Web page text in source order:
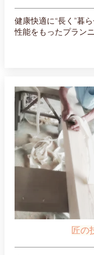
健康快適に“長く”暮
性能をもったプラン
匠の